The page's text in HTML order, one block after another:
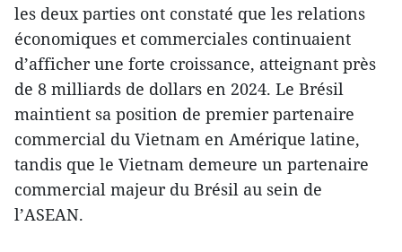
les deux parties ont constaté que les relations
économiques et commerciales continuaient
d’afficher une forte croissance, atteignant près
de 8 milliards de dollars en 2024. Le Brésil
maintient sa position de premier partenaire
commercial du Vietnam en Amérique latine,
tandis que le Vietnam demeure un partenaire
commercial majeur du Brésil au sein de
l’ASEAN.